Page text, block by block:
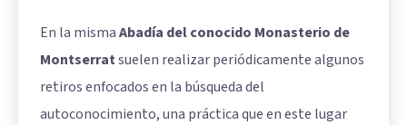
En la mismaAbadía del conocido Monasterio de
Montserratsuelen realizar periódicamente algunos
retiros enfocados en la búsqueda del
autoconocimiento, una práctica que en este lugar